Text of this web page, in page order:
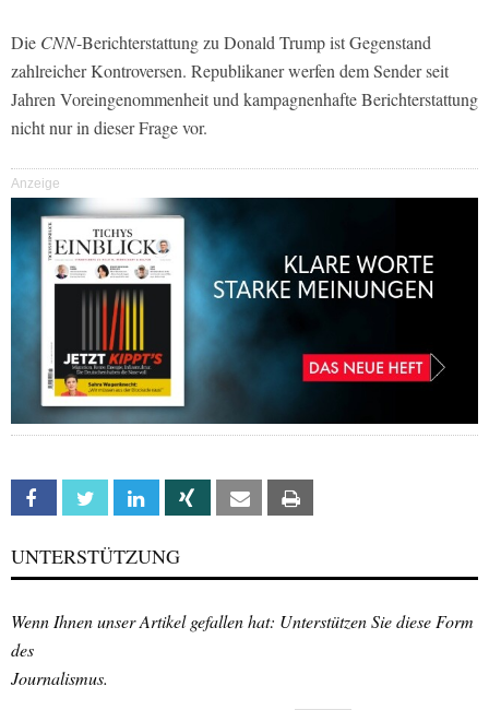
Die CNN-Berichterstattung zu Donald Trump ist Gegenstand
zahlreicher Kontroversen. Republikaner werfen dem Sender seit
Jahren Voreingenommenheit und kampagnenhafte Berichterstattung
nicht nur in dieser Frage vor.
Anzeige
Facebook Twitter Linkedin Xing Email
UNTERSTÜTZUNG
Wenn Ihnen unser Artikel gefallen hat: Unterstützen Sie diese Form
des
Journalismus.